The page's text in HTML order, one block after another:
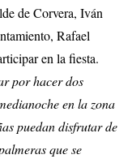
de Corvera, Iván
Rafael
en la fiesta.
por hacer dos
en la zona
puedan disfrutar de
que se